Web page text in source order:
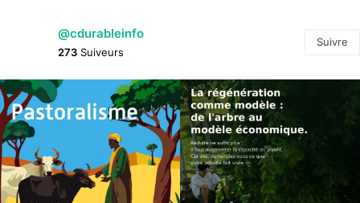
@cdurableinfo
273 Suiveurs
Suivre